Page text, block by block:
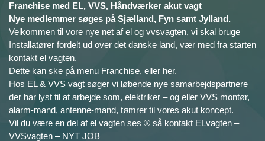
Franchise med EL, VVS, Håndværker akut vagt
Nye medlemmer søges på Sjælland, Fyn samt Jylland.
Velkommen til vore nye net af el og vvsvagten, vi skal bruge
Installatører fordelt ud over det danske land, vær med fra starten
kontakt el vagten.
Dette kan ske på menu Franchise, eller her.
Hos EL & VVS vagt søger vi løbende nye samarbejdspartnere
der har lyst til at arbejde som, elektriker – og eller VVS montør,
alarm-mand, antenne-mand, tømrer til vores akut koncept.
Vil du være en del af el vagten ses ® så kontakt ELvagten –
VVSvagten – NYT JOB